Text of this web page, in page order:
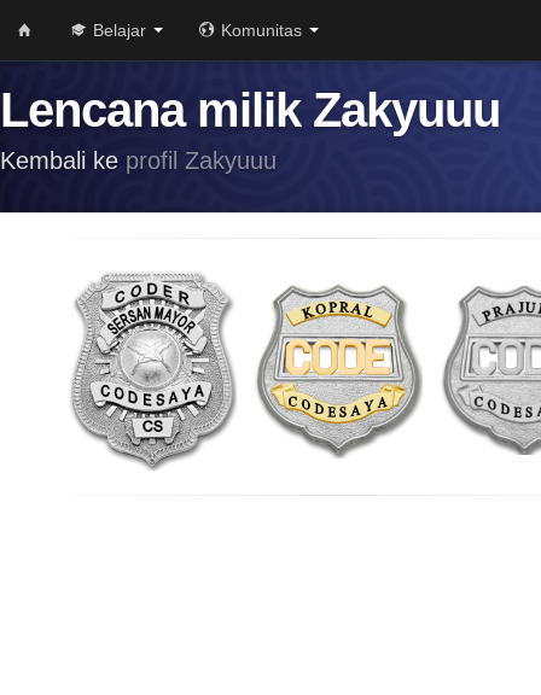
Belajar Komunitas
Lencana milik Zakyuuu
Kembali ke profil Zakyuuu